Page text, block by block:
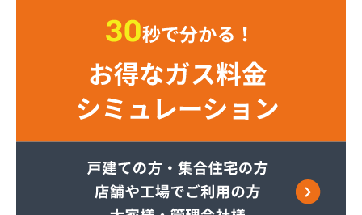
ケイワ産業ガス販売株式会社
ツネマツガス株式会社
ホームライフサポート株式会社
みやぎ生活協同組合コープガスセンター
ミライフ東日本株式会社 石巻店